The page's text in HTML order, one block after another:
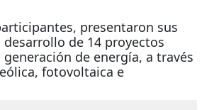
presentaron sus
de 14 proyectos
de energía, a través
fotovoltaica e